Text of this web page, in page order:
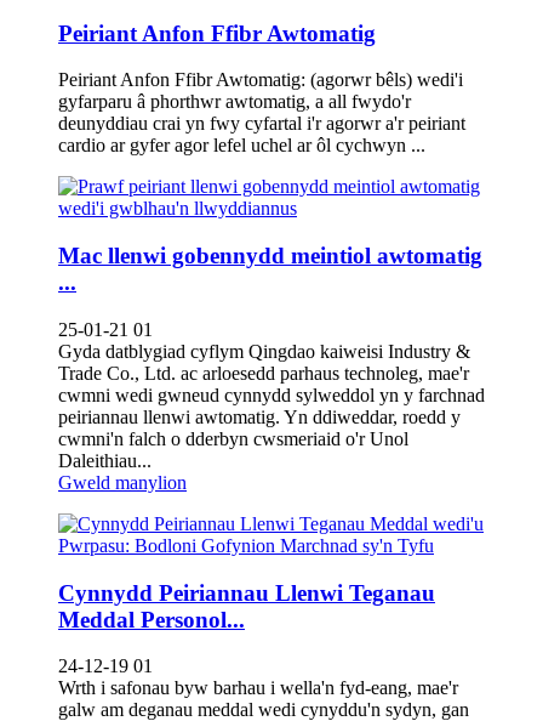
Peiriant Anfon Ffibr Awtomatig
Peiriant Anfon Ffibr Awtomatig: (agorwr bêls) wedi'i
gyfarparu â phorthwr awtomatig, a all fwydo'r
deunyddiau crai yn fwy cyfartal i'r agorwr a'r peiriant
cardio ar gyfer agor lefel uchel ar ôl cychwyn ...
Mac llenwi gobennydd meintiol awtomatig
...
25-01-21 01
Gyda datblygiad cyflym Qingdao kaiweisi Industry &
Trade Co., Ltd. ac arloesedd parhaus technoleg, mae'r
cwmni wedi gwneud cynnydd sylweddol yn y farchnad
peiriannau llenwi awtomatig. Yn ddiweddar, roedd y
cwmni'n falch o dderbyn cwsmeriaid o'r Unol
Daleithiau...
Gweld manylion
Cynnydd Peiriannau Llenwi Teganau
Meddal Personol...
24-12-19 01
Wrth i safonau byw barhau i wella'n fyd-eang, mae'r
galw am deganau meddal wedi cynyddu'n sydyn, gan